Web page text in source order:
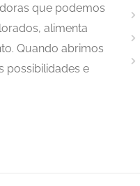
que podemos
alimenta
Quando abrimos
possibilidades e